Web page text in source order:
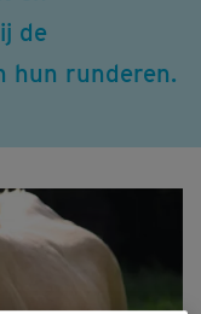
de
hun runderen.